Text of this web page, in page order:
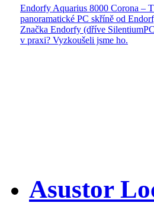
Endorfy Aquarius 8000 Corona –
panoramatické PC skříně od
Značka Endorfy (dříve
v praxi? Vyzkoušeli jsme ho.
Asustor